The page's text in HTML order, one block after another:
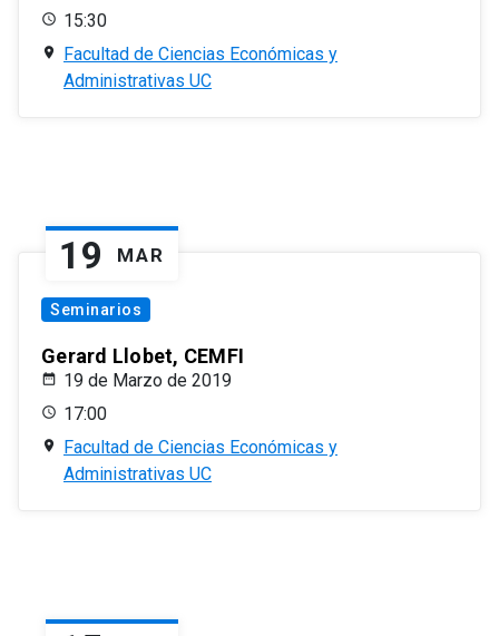
15:30
Facultad de Ciencias Económicas y
Administrativas UC
19 MAR
Seminarios
Gerard Llobet, CEMFI
19 de Marzo de 2019
17:00
Facultad de Ciencias Económicas y
Administrativas UC